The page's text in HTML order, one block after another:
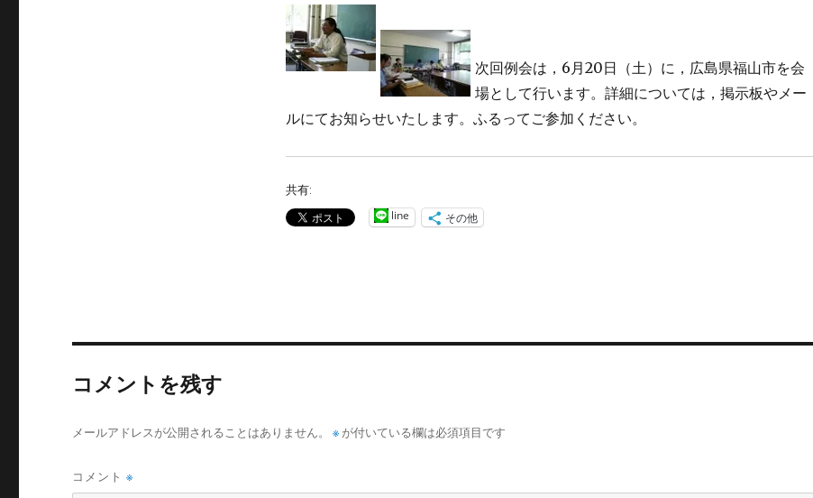
次回例会は，6月20日（土）に，広島県福山市を会
場として行います。詳細については，掲示板やメー
ルにてお知らせいたします。ふるってご参加ください。
共有:
line その他
コメントを残す
メールアドレスが公開されることはありません。 ※ が付いている欄は必須項目です
コメント※